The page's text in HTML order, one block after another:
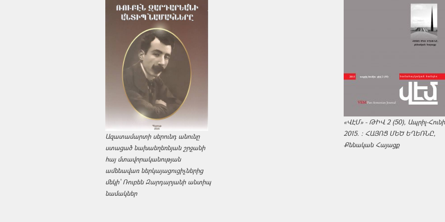
Ազատամարտի սերունդ անունը
ստացած նախաեղեռնյան շրջանի
հայ մտավորականության
ամենավառ ներկայացուցիչներից
մեկի՝ Ռուբեն Զարդարյանի անտիպ
նամակներ
«ՎԷՄ» - ԹԻՎ 2 (50), Ապրիլ-
2015. : ՀԱՅՈՑ ՄԵԾ ԵՂԵՌՆԸ,
Քննական Հայացք